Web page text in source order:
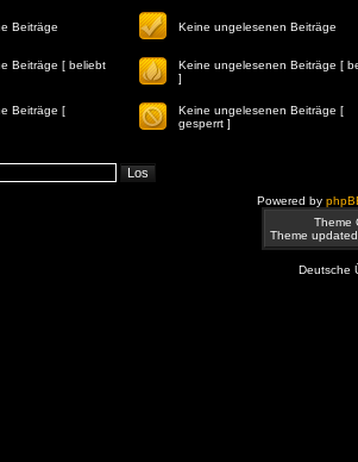
Beiträge
ungelesenen
Beiträge
Keine ungelesenen Beiträge
Beiträge [ beliebt
ungelesenen
Beiträge
Keine ungelesenen Beiträge [
]
Beiträge [
Keine ungelesenen Beiträge [
gesperrt ]
Powered by
Theme
Theme
Deutsche